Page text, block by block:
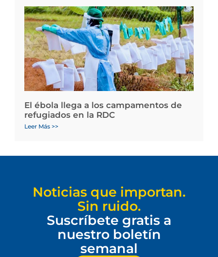
El ébola llega a los campamentos de
refugiados en la RDC
Leer Más >>
Noticias que importan.
Sin ruido.
Suscríbete gratis a
nuestro boletín
semanal